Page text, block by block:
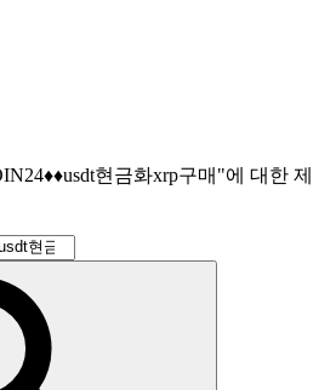
현금화xrp구매 "에 대한 제